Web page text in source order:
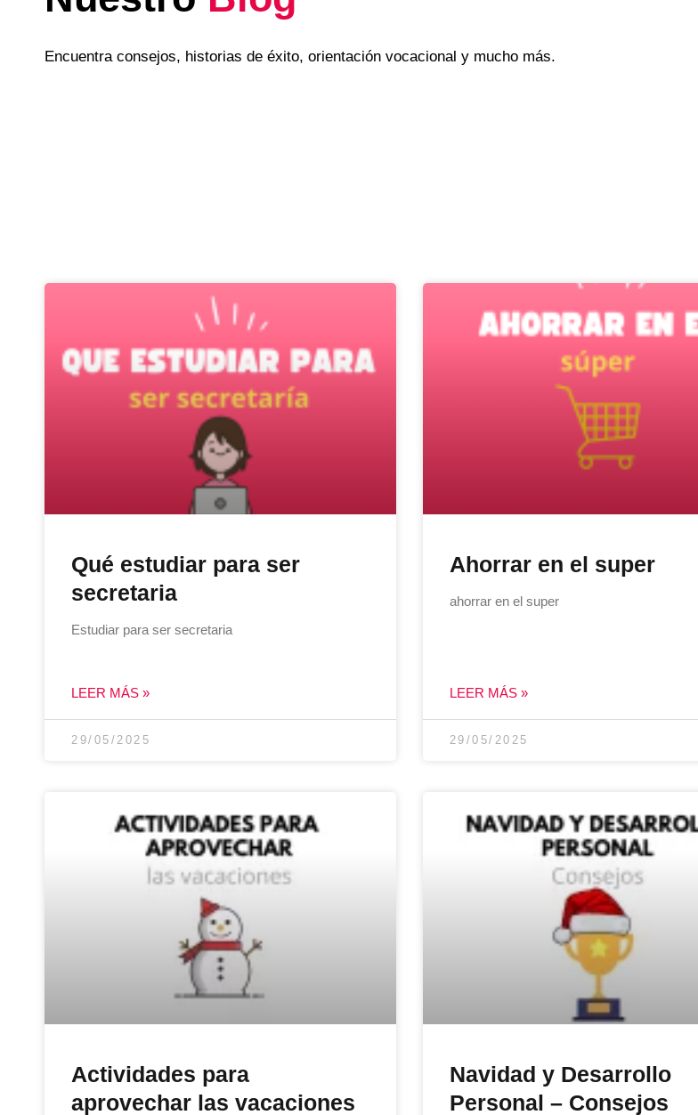
Encuentra consejos, historias de éxito, orientación vocacional y mucho más.
Qué estudiar para ser
secretaria
Estudiar para ser secretaria
LEER MÁS »
29/05/2025
Ahorrar en el super
ahorrar en el super
LEER MÁS »
29/05/2025
Actividades para
aprovechar las vacaciones
Navidad y Desarrollo
Personal – Consejos